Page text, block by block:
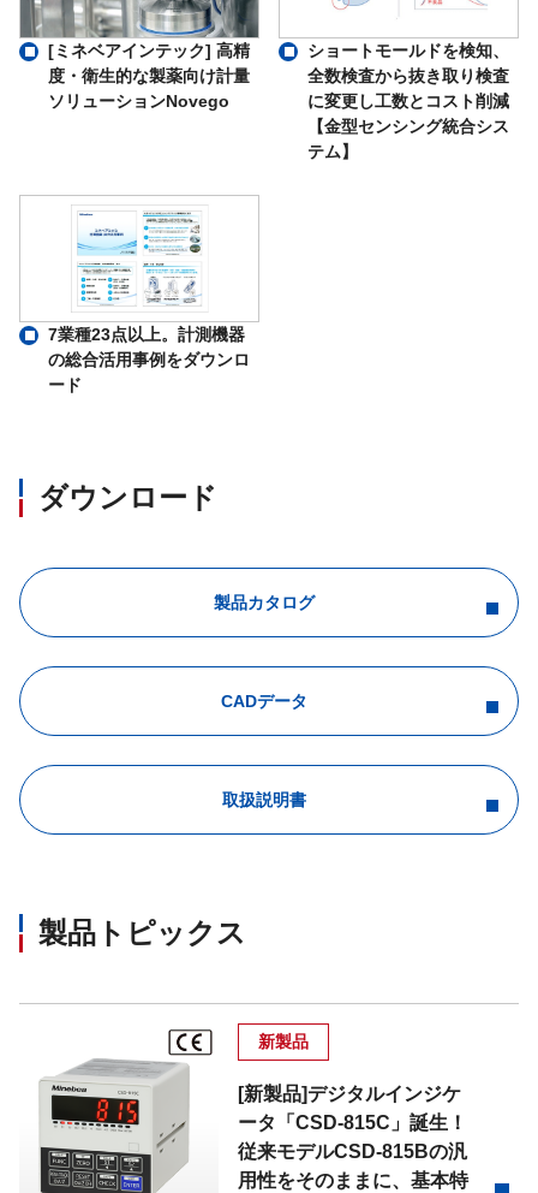
[ミネベアインテック] 高精
度・衛生的な製薬向け計量
ソリューションNovego
ショートモールドを検知、
全数検査から抜き取り検査
に変更し工数とコスト削減
【金型センシング統合シス
テム】
7業種23点以上。計測機器
の総合活用事例をダウンロ
ード
ダウンロード
製品カタログ
CADデータ
取扱説明書
製品トピックス
新製品
[新製品]デジタルインジケ
ータ「CSD-815C」誕生！
従来モデルCSD-815Bの汎
用性をそのままに、基本特